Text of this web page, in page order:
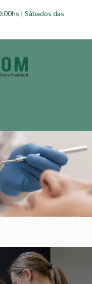
| Sábados das
5 PRINCIPAIS SERVIÇOS EM